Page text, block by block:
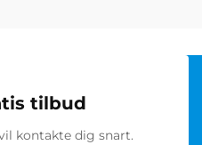
tilbud
kontakte dig snart.